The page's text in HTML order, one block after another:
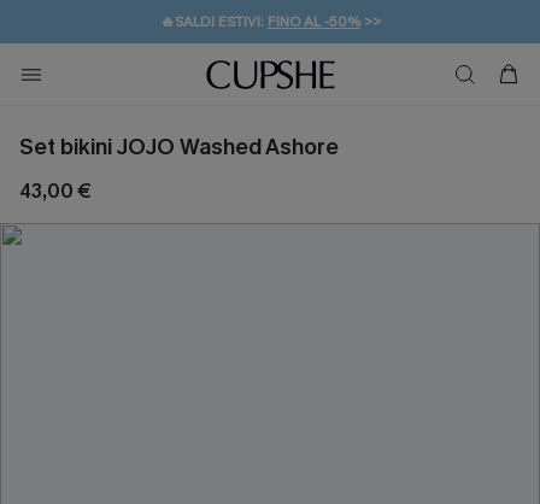
🔥SALDI ESTIVI: FINO AL -50%>>
🚚SPEDIZIONE GRATUITA DA 49€
💌REGALO PER I NUOVI: 20% DI SCONTO*
Set bikini JOJO Washed Ashore
43,00 €